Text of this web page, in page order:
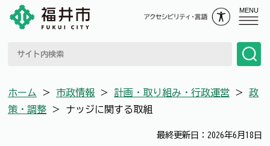
MENU
ホーム ＞ 市政情報 ＞ 計画・取り組み・行政運営 ＞ 政
策・調整 ＞ ナッジに関する取組
最終更新日：2026年6月18日